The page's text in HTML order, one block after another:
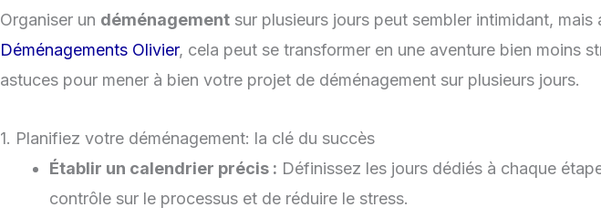
Organiser un déménagement sur plusieurs jours peut sembler intimidant,
Déménagements Olivier, cela peut se transformer en une aventure bien moins
astuces pour mener à bien votre projet de déménagement sur plusieurs jours.
1. Planifiez votre déménagement: la clé du succès
Établir un calendrier précis : Définissez les jours dédiés à chaque
contrôle sur le processus et de réduire le stress.